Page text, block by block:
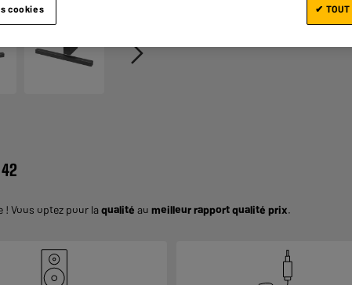
Vous optez pour laqualité au meilleur rapport qualité prix.
cookies ✔ TOUT